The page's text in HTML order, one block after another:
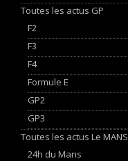
Toutes les actus GP
F2
F3
F4
Formule E
GP2
GP3
Toutes les actus Le MANS
24h du Mans